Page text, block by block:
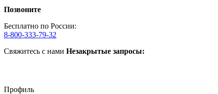
Позвоните
Бесплатно по России:
8-800-333-79-32
Свяжитесь с нами Незакрытые запросы:
Профиль